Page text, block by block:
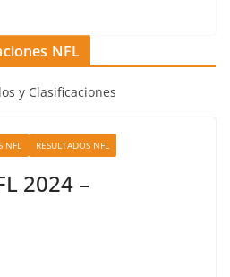
NFL
y Clasificaciones
NFL RESULTADOS NFL
2024 –